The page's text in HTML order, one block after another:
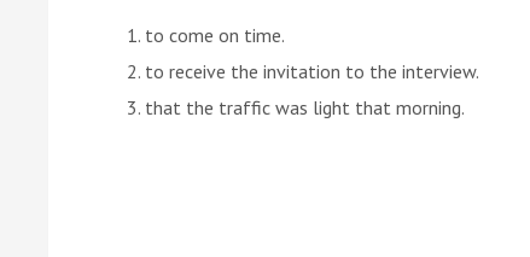
to come on time.
to receive the invitation to the interview.
that the traffic was light that morning.